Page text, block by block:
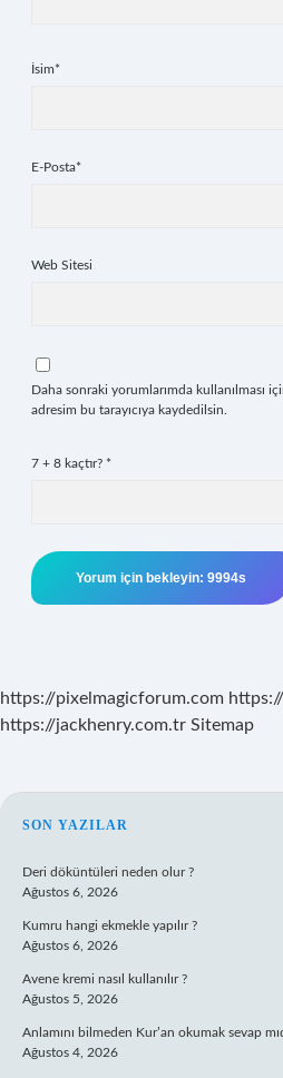
İsim*
E-Posta*
Web Sitesi
Daha sonraki yorumlarımda kullanılması
adresim bu tarayıcıya kaydedilsin.
7 + 8 kaçtır? *
https://pixelmagicforum.com
https://jackhenry.com.tr Sitemap
SIDEBAR
SON YAZILAR
Deri döküntüleri neden olur ?
Ağustos 6, 2026
Kumru hangi ekmekle yapılır ?
Ağustos 6, 2026
Avene kremi nasıl kullanılır ?
Ağustos 5, 2026
Anlamını bilmeden Kur’an okumak sevap
Ağustos 4, 2026